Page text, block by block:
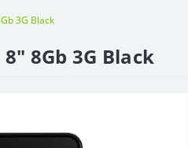
3G Black
8Gb 3G Black